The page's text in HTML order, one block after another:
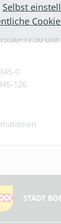
Uhr
Uhr
0
126
Selbst